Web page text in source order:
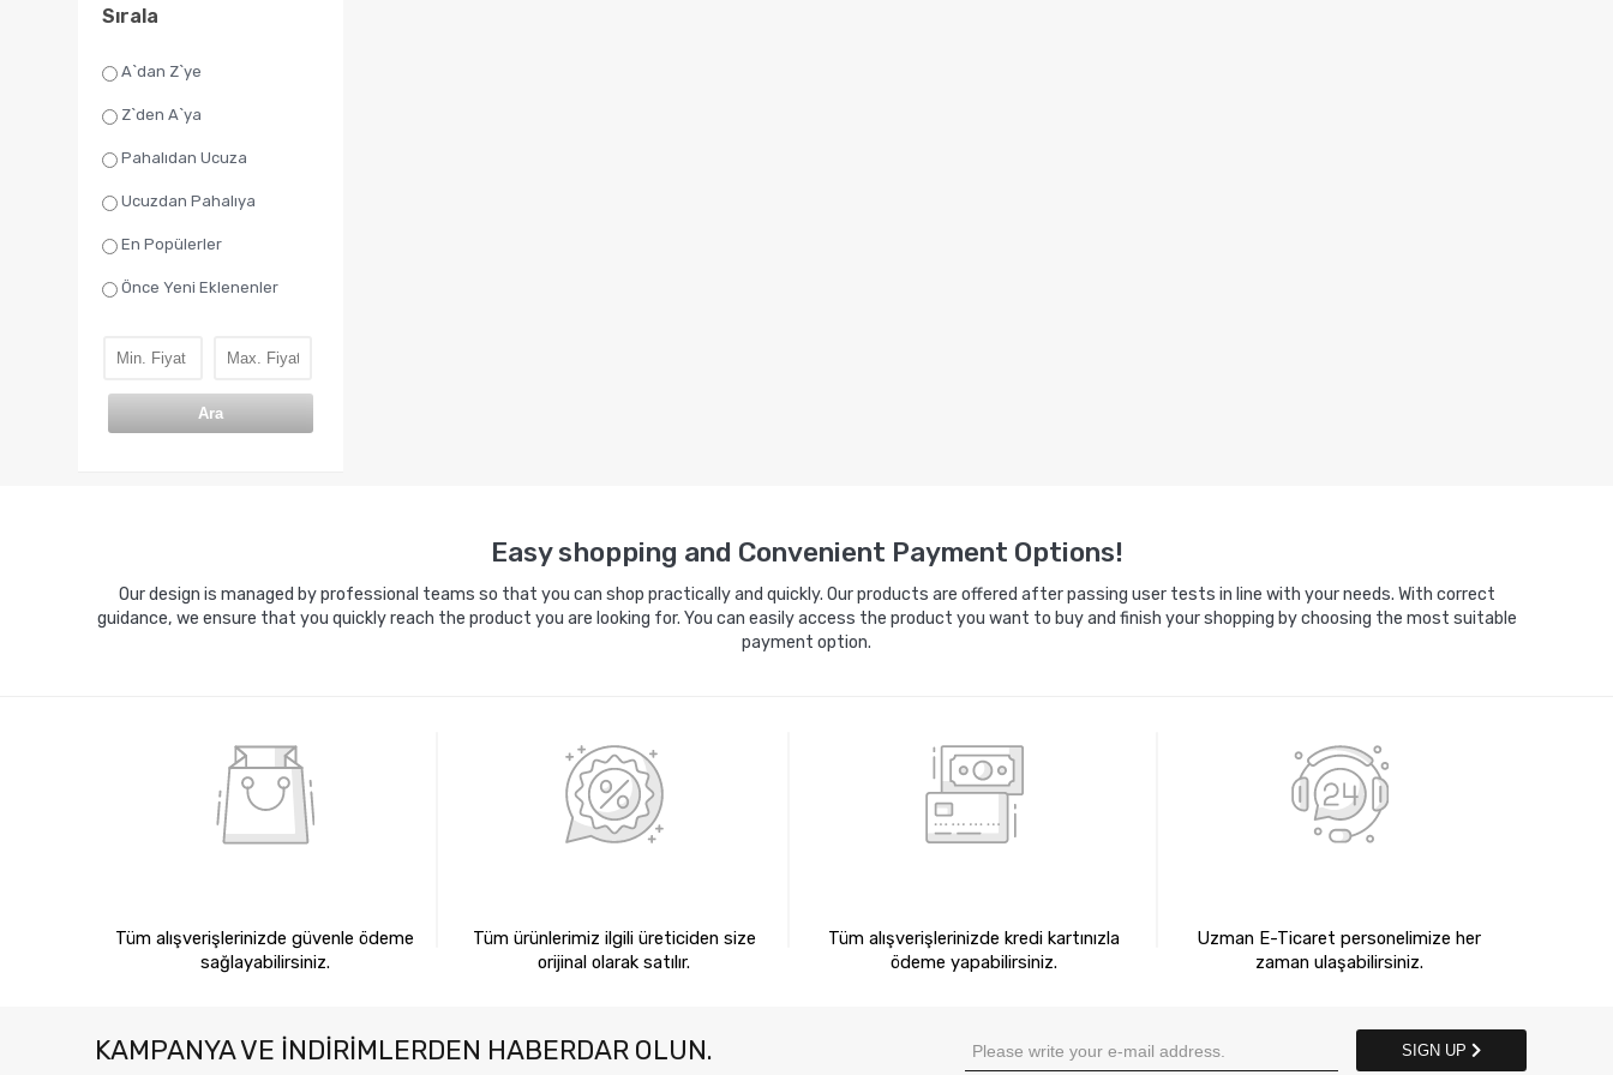
Sırala
A`dan Z`ye
Z`den A`ya
Pahalıdan Ucuza
Ucuzdan Pahalıya
En Popülerler
Önce Yeni Eklenenler
Ara
Easy shopping and Convenient Payment Options!
Our design is managed by professional teams so that you can shop practically and quickly. Our products are offered after passing user tests in line with your needs. With correct
guidance, we ensure that you quickly reach the product you are looking for. You can easily access the product you want to buy and finish your shopping by choosing the most suitable
payment option.
Tüm alışverişlerinizde güvenle ödeme
sağlayabilirsiniz.
Tüm ürünlerimiz ilgili üreticiden size
orijinal olarak satılır.
Tüm alışverişlerinizde kredi kartınızla
ödeme yapabilirsiniz.
Uzman E-Ticaret personelimize her
zaman ulaşabilirsiniz.
KAMPANYA VE INDIRIMLERDEN HABERDAR OLUN. SIGN UP